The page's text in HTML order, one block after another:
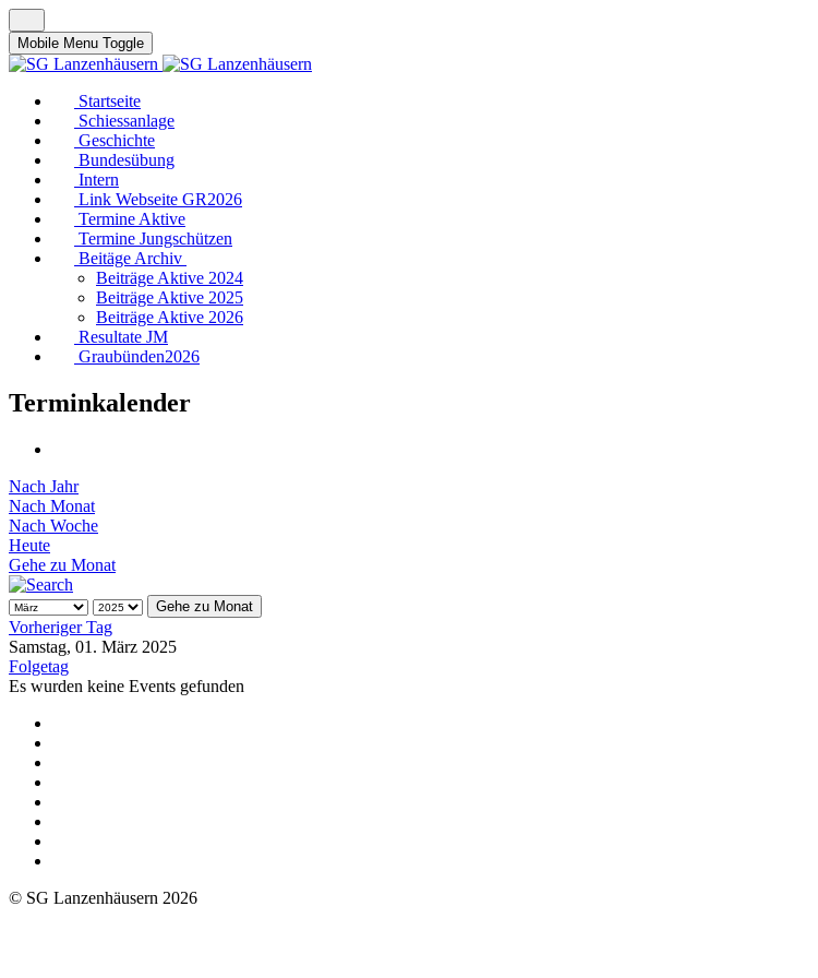
Mobile Menu Toggle
Startseite
Schiessanlage
Geschichte
Bundesübung
Intern
Link Webseite GR2026
Termine Aktive
Termine Jungschützen
Beitäge Archiv
Beiträge Aktive 2024
Beiträge Aktive 2025
Beiträge Aktive 2026
Resultate JM
Graubünden2026
Terminkalender
Nach Jahr
Nach Monat
Nach Woche
Heute
Gehe zu Monat
Gehe zu Monat
Vorheriger Tag
Samstag, 01. März 2025
Folgetag
Es wurden keine Events gefunden
© SG Lanzenhäusern 2026